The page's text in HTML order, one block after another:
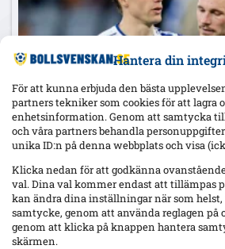
Hantera din
För att kunna erbjuda den bästa
partners tekniker som cookies för att lagra
enhetsinformation. Genom att samtycka
och våra partners behandla
unika ID:n på denna webbplats och visa
Klicka nedan för att godkänna
val. Dina val kommer endast att tillämpas
kan ändra dina inställningar när som
samtycke, genom att använda reglagen på
genom att klicka på knappen hantera
skärmen.
heta scener inför returen
Blåvitt föll med 0–1 hemma mot Gent i
League-kvalets tredje runda. Hyllarion
framför hemmaklacken triggade tumult,
föremål. Efter paus rasade IFK-spelare mot
VAR –...